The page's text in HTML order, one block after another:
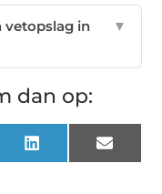
vetopslag in
▼
dan op:
LinkedIn Email